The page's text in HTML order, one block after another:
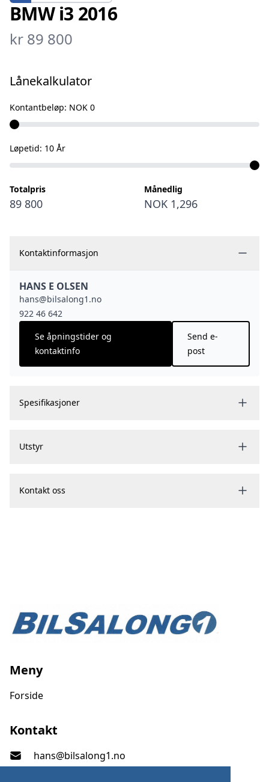
BMW i3 2016
kr 89 800
Lånekalkulator
Kontantbeløp: NOK 0
Løpetid: 10 År
Totalpris
89 800
Månedlig
NOK 1,296
Kontaktinformasjon
HANS E OLSEN
hans@bilsalong1.no
922 46 642
Se åpningstider og
kontaktinfo
Send e-
post
Spesifikasjoner
Utstyr
Kontakt oss
Meny
Forside
Kontakt
hans@bilsalong1.no